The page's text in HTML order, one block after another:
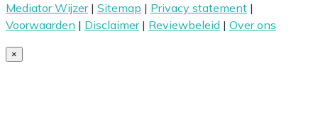
Mediator Wijzer| Sitemap | Privacy statement |
Voorwaarden | Disclaimer| Reviewbeleid | Over ons
×